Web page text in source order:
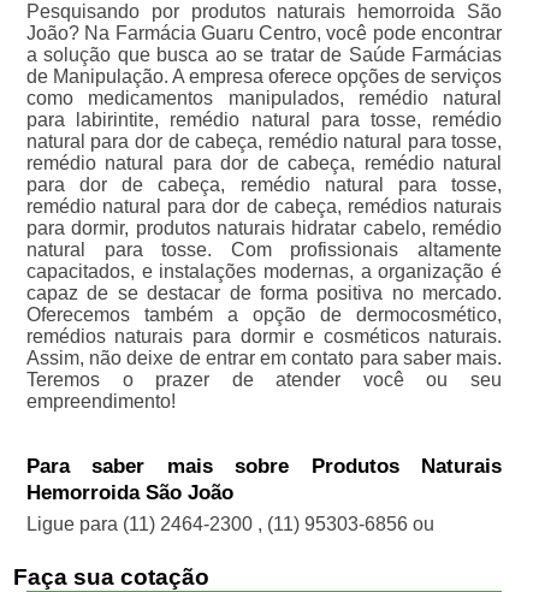
Pesquisando por produtos naturais hemorroida São
João? Na Farmácia Guaru Centro, você pode encontrar
a solução que busca ao se tratar de Saúde Farmácias
de Manipulação. A empresa oferece opções de serviços
como medicamentos manipulados, remédio natural
para labirintite, remédio natural para tosse, remédio
natural para dor de cabeça, remédio natural para tosse,
remédio natural para dor de cabeça, remédio natural
para dor de cabeça, remédio natural para tosse,
remédio natural para dor de cabeça, remédios naturais
para dormir, produtos naturais hidratar cabelo, remédio
natural para tosse. Com profissionais altamente
capacitados, e instalações modernas, a organização é
capaz de se destacar de forma positiva no mercado.
Oferecemos também a opção de dermocosmético,
remédios naturais para dormir e cosméticos naturais.
Assim, não deixe de entrar em contato para saber mais.
Teremos o prazer de atender você ou seu
empreendimento!
Para saber mais sobre Produtos Naturais
Hemorroida São João
Ligue para (11) 2464-2300 , (11) 95303-6856 ou
Faça sua cotação